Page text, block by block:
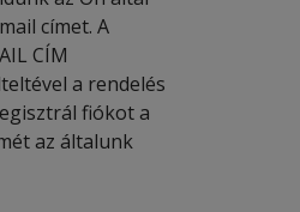
címet. A
CÍM
a rendelés
fiókot a
az általunk